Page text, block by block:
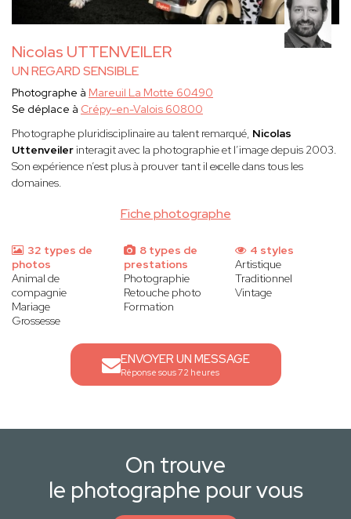
Nicolas UTTENVEILER
UN REGARD SENSIBLE
Fiche photographe
Photographe à Mareuil La Motte 60490
Se déplace à Crépy-en-Valois 60800
Photographe pluridisciplinaire au talent remarqué, Nicolas
Uttenveilerinteragit avec la photographie et l’image depuis 2003.
Son expérience n’est plus à prouver tant il excelle dans tous les
domaines.
32 types de
photos
Animal de
compagnie
Mariage
Grossesse
8 types de
prestations
Photographie
Retouche photo
Formation
4 styles
Artistique
Traditionnel
Vintage
ENVOYER UN MESSAGE
Réponse sous 72 heures
On trouve
le photographe pour vous